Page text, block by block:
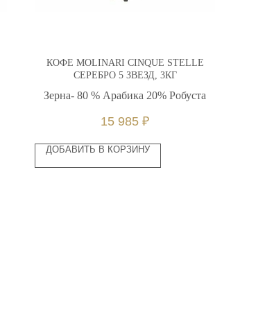
КОФЕ MOLINARI CINQUE STELLE
СЕРЕБРО 5 ЗВЕЗД, 3КГ
Зерна- 80 % Арабика 20% Робуста
15 985 ₽
ДОБАВИТЬ В КОРЗИНУ